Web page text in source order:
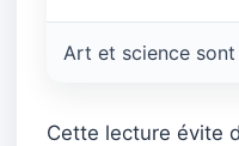
Art et science sont
Cette lecture évite